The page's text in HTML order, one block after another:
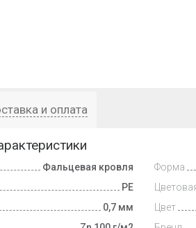
и оплата
Фальцевая кровля
PE
0,7 мм
Форма
Цвет